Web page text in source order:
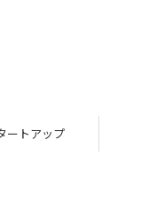
ICT